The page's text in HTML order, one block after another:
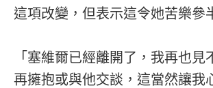
這項改變，但表示這令她苦樂參
「塞維爾已經離開了，我再也見
再擁抱或與他交談，這當然讓我